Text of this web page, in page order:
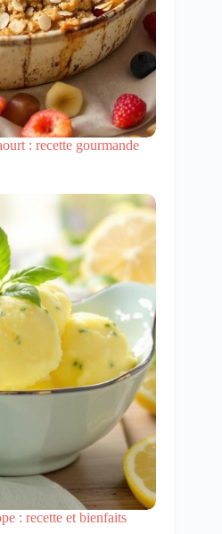
: recette gourmande
: recette et bienfaits